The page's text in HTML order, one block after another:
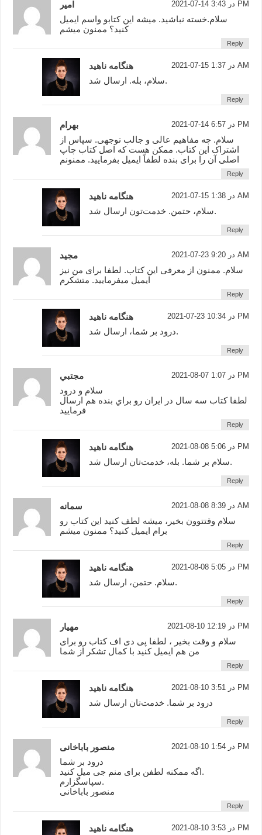
امیر 2021-07-14 در 3:43 PM
سلام.خسته نباشید. میشه این کتابو واسم ایمیل
کنید؟ ممنون میشم
Reply
هنگامه ناهید 2021-07-15 در 1:37 AM
سلام، بله. ارسال شد.
Reply
بهرام 2021-07-14 در 6:57 PM
سلام. چه مفاهیم عالی و جالب توجهی. سپاس از
اشتراک این کتاب. ممکن هست که اصل کتاب چاپ
اصلی آن را برای بنده لطفاً ایمیل بفرمایید. ممنونم
Reply
هنگامه ناهید 2021-07-15 در 1:38 AM
سلام، حتمن. خدمت‌تون ارسال شد.
Reply
مجید 2021-07-23 در 9:20 AM
سلام. ممنون از معرفی این کتاب. لطفا برای من نیز
ایمیل میفرمایید. متشکرم
Reply
هنگامه ناهید 2021-07-23 در 10:34 PM
درود بر شما، ارسال شد.
Reply
مجتبي 2021-08-07 در 1:07 PM
سلام و درود
لطفا كتاب سه سال در ايران رو براي بنده هم ارسال
فرماييد
Reply
هنگامه ناهید 2021-08-08 در 5:06 PM
سلام بر شما. بله، خدمت‌تان ارسال شد.
Reply
سمانه 2021-08-08 در 8:39 AM
سلام وقتتوون بخیر، میشه لطف کنید این کتاب رو
برام ایمیل کنید؟ ممنون میشم
Reply
هنگامه ناهید 2021-08-08 در 5:05 PM
سلام. حتمن، ارسال شد.
Reply
مهیار 2021-08-10 در 12:19 PM
سلام و وقت بخیر ، لطفا پی دی اف کتاب رو برای
من هم ایمیل کنید با کمال تشکر از شما
Reply
هنگامه ناهید 2021-08-10 در 3:51 PM
درود بر شما. خدمت‌تان ارسال شد
Reply
منصور باباخانی 2021-08-10 در 1:54 PM
درود بر شما
اگه ممکنه لطفن برای منم جی میل کنید.
سپاسگزارم.
منصور باباخانی
Reply
هنگامه ناهید 2021-08-10 در 3:53 PM